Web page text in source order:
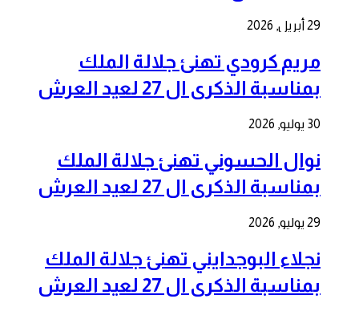
29 أبريل, 2026
مريم كرودي تهنئ جلالة الملك
بمناسبة الذكرى ال 27 لعيد العرش
30 يوليو, 2026
نوال الحسوني تهنئ جلالة الملك
بمناسبة الذكرى ال 27 لعيد العرش
29 يوليو, 2026
نجلاء البوجدايني تهنئ جلالة الملك
بمناسبة الذكرى ال 27 لعيد العرش